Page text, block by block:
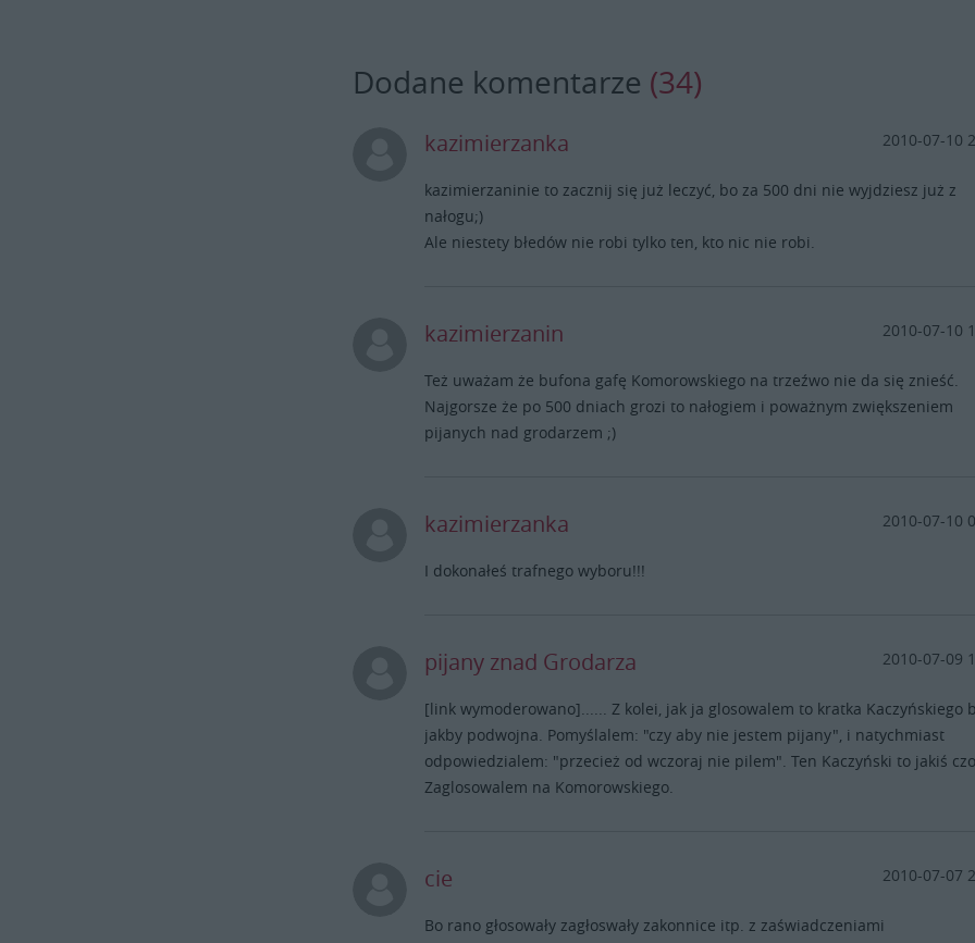
Dodane komentarze (34)
kazimierzanka 2010-07-10
kazimierzaninie to zacznij się już leczyć, bo za 500 dni nie wyjdziesz już z
nałogu;)
Ale niestety błedów nie robi tylko ten, kto nic nie robi.
kazimierzanin 2010-07-10
Też uważam że bufona gafę Komorowskiego na trzeźwo nie da się znieść.
Najgorsze że po 500 dniach grozi to nałogiem i poważnym zwiększeniem
pijanych nad grodarzem ;)
kazimierzanka 2010-07-10
I dokonałeś trafnego wyboru!!!
pijany znad Grodarza 2010-07-09
[link wymoderowano]...... Z kolei, jak ja glosowalem to kratka Kaczyńskiego
jakby podwojna. Pomyślalem: "czy aby nie jestem pijany", i natychmiast
odpowiedzialem: "przecież od wczoraj nie pilem". Ten Kaczyński to jakiś
Zaglosowalem na Komorowskiego.
cie 2010-07-07
Bo rano głosowały zagłoswały zakonnice itp. z zaświadczeniami